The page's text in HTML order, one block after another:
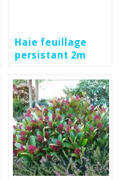
Haie feuillage
persistant 2m